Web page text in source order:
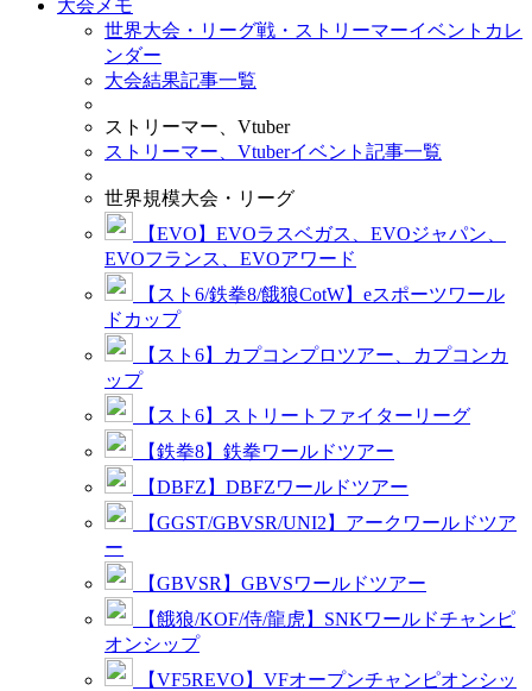
大会メモ
世界大会・リーグ戦・ストリーマーイベントカレ
ンダー
大会結果記事一覧
ストリーマー、Vtuber
ストリーマー、Vtuberイベント記事一覧
世界規模大会・リーグ
【EVO】EVOラスベガス、EVOジャパン、
EVOフランス、EVOアワード
【スト6/鉄拳8/餓狼CotW】eスポーツワール
ドカップ
【スト6】カプコンプロツアー、カプコンカ
ップ
【スト6】ストリートファイターリーグ
【鉄拳8】鉄拳ワールドツアー
【DBFZ】DBFZワールドツアー
【GGST/GBVSR/UNI2】アークワールドツア
ー
【GBVSR】GBVSワールドツアー
【餓狼/KOF/侍/龍虎】SNKワールドチャンピ
オンシップ
【VF5REVO】VFオープンチャンピオンシッ